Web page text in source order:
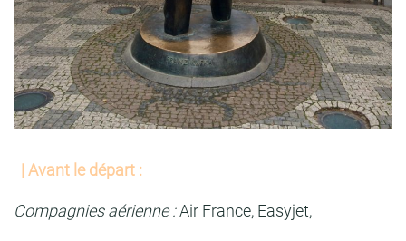
| Avant le départ :
Compagnies aérienne :Air France, Easyjet,